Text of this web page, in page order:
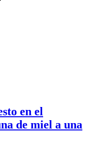
en el
de miel a una